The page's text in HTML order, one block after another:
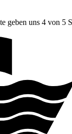
geben uns 4 von 5